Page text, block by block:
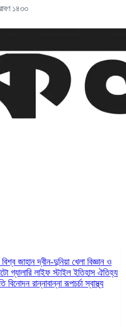
১৪৩৩
বিশ্ব জাহানদ্বীন-দুনিয়া খেলা বিজ্ঞান ও
গ্যালারিলাইফ স্টাইলইতিহাস ঐতিহ্য
বিনোদন রান্নাবান্নারূপচর্চাস্বাস্থ্য